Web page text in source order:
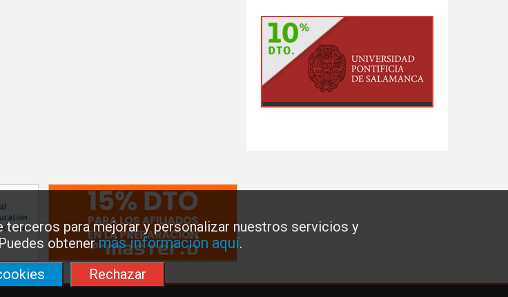
para mejorar y personalizar nuestros servicios y
obtenermás información aquí.
Rechazar